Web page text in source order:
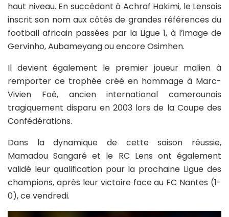
haut niveau. En succédant à Achraf Hakimi, le Lensois
inscrit son nom aux côtés de grandes références du
football africain passées par la Ligue 1, à l’image de
Gervinho, Aubameyang ou encore Osimhen.
Il devient également le premier joueur malien à
remporter ce trophée créé en hommage à Marc-
Vivien Foé, ancien international camerounais
tragiquement disparu en 2003 lors de la Coupe des
Confédérations.
Dans la dynamique de cette saison réussie,
Mamadou Sangaré et le RC Lens ont également
validé leur qualification pour la prochaine Ligue des
champions, après leur victoire face au FC Nantes (1-
0), ce vendredi.